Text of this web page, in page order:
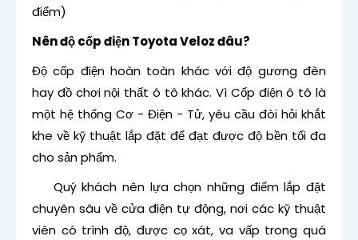
điểm)
Nên độ cốp điện Toyota Veloz đâu?
Độ cốp điện hoàn toàn khác với độ gương đèn
hay đồ chơi nội thất ô tô khác. Vì Cốp điện ô tô là
một hệ thống Cơ - Điện - Tử, yêu cầu đòi hỏi khắt
khe về kỹ thuật lắp đặt để đạt được độ bền tối đa
cho sản phẩm.
Quý khách nên lựa chọn những điểm lắp đặt
chuyên sâu về cửa điện tự động, nơi các kỹ thuật
viên có trình độ, được cọ xát, va vấp trong quá